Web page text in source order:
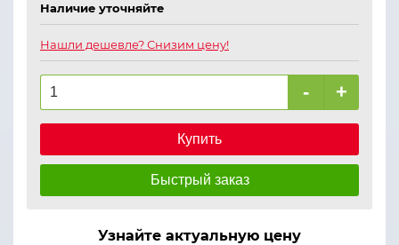
Наличие уточняйте
Нашли дешевле? Снизим цену!
- +
Купить
Быстрый заказ
Узнайте актуальную цену